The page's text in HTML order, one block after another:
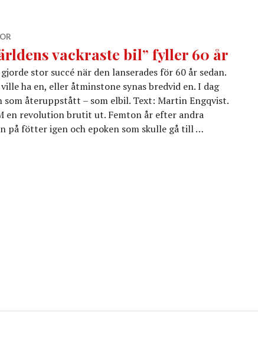
vackraste bil” fyller 60 år
stor succé när den lanserades för 60 år sedan.
ha en, eller åtminstone synas bredvid en. I dag
som återuppstått – som elbil. Text: Martin Engqvist.
en revolution brutit ut. Femton år efter andra
på fötter igen och epoken som skulle gå till …